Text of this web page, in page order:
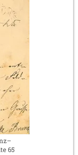
65